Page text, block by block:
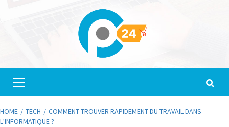
Primary
Menu
HOME TECH
COMMENT TROUVER RAPIDEMENT DU TRAVAIL DANS
L’INFORMATIQUE ?